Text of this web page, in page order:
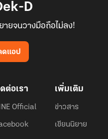
D
ยจนวางมือถือไม่ลง!
ดแอป
ต่อเรา
Official
เพิ่มเติม
ข่าวสาร
เขียนนิยาย